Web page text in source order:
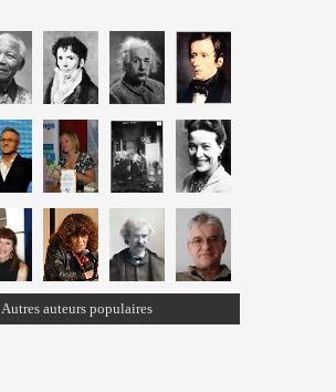
Autres auteurs populaires